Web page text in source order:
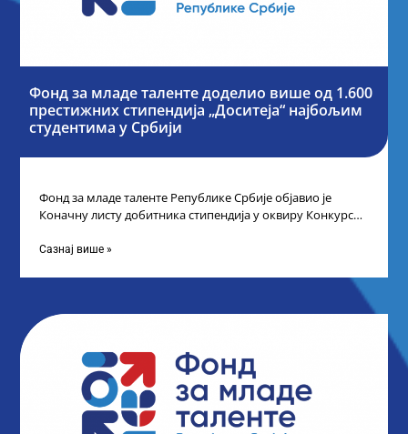
Фонд за младе таленте доделио више од 1.600
престижних стипендија „Доситеја“ најбољим
студентима у Србији
Фонд за младе таленте Републике Србије објавио је
Коначну листу добитника стипендија у оквиру Конкурса
Сазнај више »